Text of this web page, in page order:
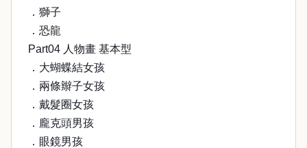
．獅子
．恐龍
Part04 人物畫 基本型
．大蝴蝶結女孩
．兩條辮子女孩
．戴髮圈女孩
．龐克頭男孩
．眼鏡男孩